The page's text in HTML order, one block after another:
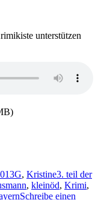
unterstützen
G, Kristine3. teil der
, kleinöd, Krimi,
Schreibe einen